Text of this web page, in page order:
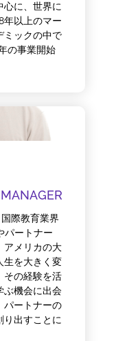
心に、世界に
年以上のマー
ミックの中で
の事業開始
際教育業界
パートナー
アメリカの大
生を大きく変
その経験を活
ぶ機会に出会
パートナーの
り出すことに